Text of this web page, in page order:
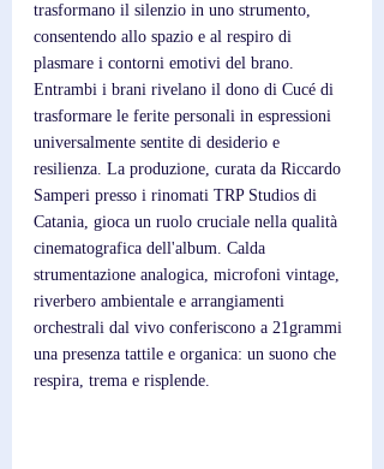
trasformano il silenzio in uno strumento,
consentendo allo spazio e al respiro di
plasmare i contorni emotivi del brano.
Entrambi i brani rivelano il dono di Cucé di
trasformare le ferite personali in espressioni
universalmente sentite di desiderio e
resilienza. La produzione, curata da Riccardo
Samperi presso i rinomati TRP Studios di
Catania, gioca un ruolo cruciale nella qualità
cinematografica dell'album. Calda
strumentazione analogica, microfoni vintage,
riverbero ambientale e arrangiamenti
orchestrali dal vivo conferiscono a 21grammi
una presenza tattile e organica: un suono che
respira, trema e risplende.